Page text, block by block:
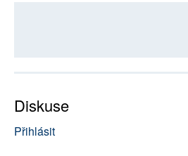
Diskuse
Přihlásit